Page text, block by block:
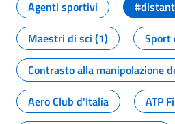
Agenti sportivi
Maestri di sci (1)
Sport
Contrasto alla manipolazione
Aero Club d'Italia
ATP